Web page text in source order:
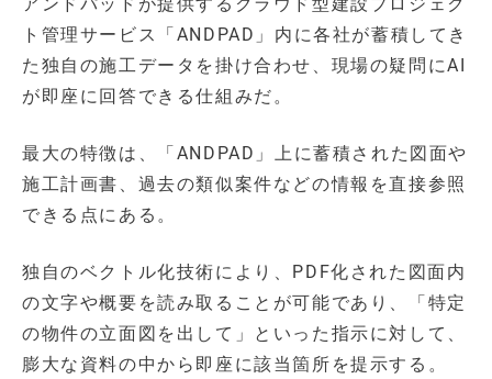
ト管理サービス「ANDPAD」内に各社が蓄積してき
た独自の施工データを掛け合わせ、現場の疑問にAI
が即座に回答できる仕組みだ。
最大の特徴は、「ANDPAD」上に蓄積された図面や
施工計画書、過去の類似案件などの情報を直接参照
できる点にある。
独自のベクトル化技術により、PDF化された図面内
の文字や概要を読み取ることが可能であり、「特定
の物件の立面図を出して」といった指示に対して、
膨大な資料の中から即座に該当箇所を提示する。